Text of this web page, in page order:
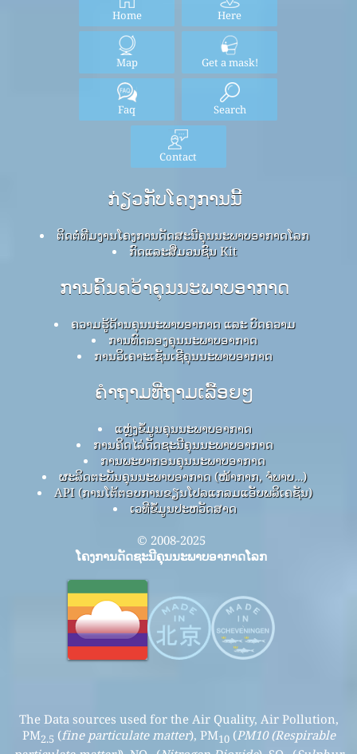
Home Here
Map Get a mask!
Faq Search
Contact
ກ່ຽວກັບໂຄງການນີ້
ຕິດຕໍ່ທີມງານໂຄງການດັດສະນີຄຸນນະພາບອາກາດໂລກ
ກົດ​ແລະ​ສື່​ມວນ​ຊົນ Kit
ການຄົ້ນຄວ້າຄຸນນະພາບອາກາດ
ຄວາມຮູ້ດ້ານຄຸນນະພາບອາກາດ ແລະ ບົດຄວາມ
ການທົດລອງຄຸນນະພາບອາກາດ
ການວິເຄາະເຊັນເຊີຄຸນນະພາບອາກາດ
ຄໍາຖາມທີ່ຖາມເລື້ອຍໆ
ແຫຼ່ງຂໍ້ມູນຄຸນນະພາບອາກາດ
ການຄິດໄລ່ດັດຊະນີຄຸນນະພາບອາກາດ
ການພະຍາກອນຄຸນນະພາບອາກາດ
ຜະລິດຕະພັນຄຸນນະພາບອາກາດ (ໜ້າກາກ, ຈໍພາບ…)
API (ການໂຕ້ຕອບການຂຽນໂປລແກລມແອັບພລິເຄຊັນ)
ເວທີຂໍ້ມູນປະຫວັດສາດ
© 2008-2025
ໂຄງການດັດຊະນີຄຸນນະພາບອາກາດໂລກ
The Data sources used for the Air Quality, Air Pollution,
PM2.5 (fine particulate matter), PM10(PM10 (Respirable